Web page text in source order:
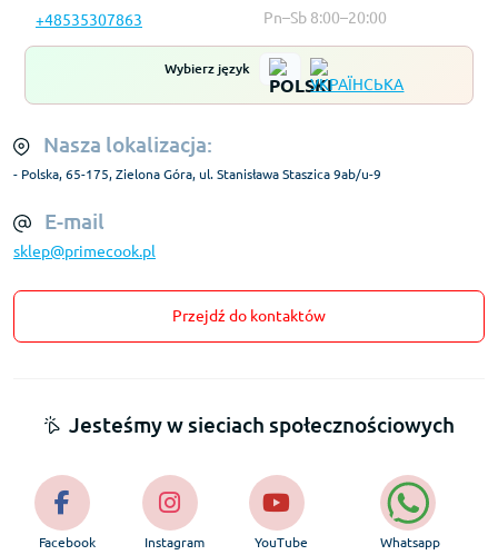
+48535307863 Pn–Sb 8:00–20:00
Wybierz język
Nasza lokalizacja:
- Polska, 65-175, Zielona Góra, ul. Stanisława Staszica 9ab/u-9
E-mail
sklep@primecook.pl
Przejdź do kontaktów
Jesteśmy w sieciach społecznościowych
Facebook Instagram YouTube Whatsapp